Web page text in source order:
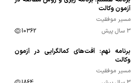
آزمون وکالت
مسیر موفقیت
3 سال پیش
10362
برنامه نهم: آفت‌های کمالگرایی در آزمون
وکالت
مسیر موفقیت